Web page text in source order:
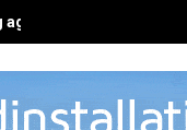
man in Almere